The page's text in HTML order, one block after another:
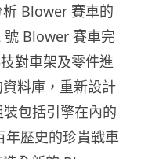
Blower 賽車的
號 Blower 賽車完
對車架及零件進
料庫，重新設計
包括引擎在內的
年歷史的珍貴戰車